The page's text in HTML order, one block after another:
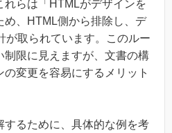
らは「HTMLがデザインを
め、HTML側から排除し、デ
が取られています。このルー
制限に見えますが、文書の構
変更を容易にするメリット
するために、具体的な例を考